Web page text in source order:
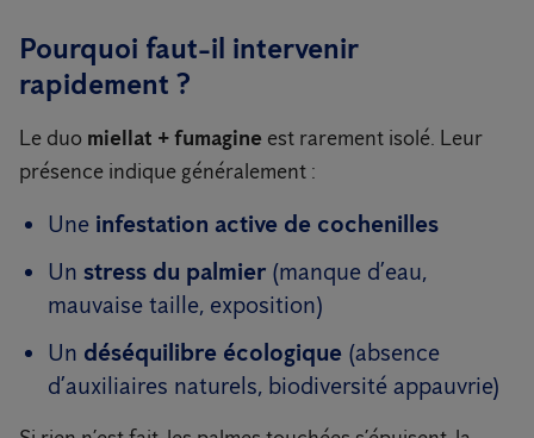
Pourquoi faut-il intervenir
rapidement ?
Le duo miellat + fumagine est rarement isolé. Leur
présence indique généralement :
Une infestation active de cochenilles
Un stress du palmier (manque d’eau,
mauvaise taille, exposition)
Un déséquilibre écologique (absence
d’auxiliaires naturels, biodiversité appauvrie)